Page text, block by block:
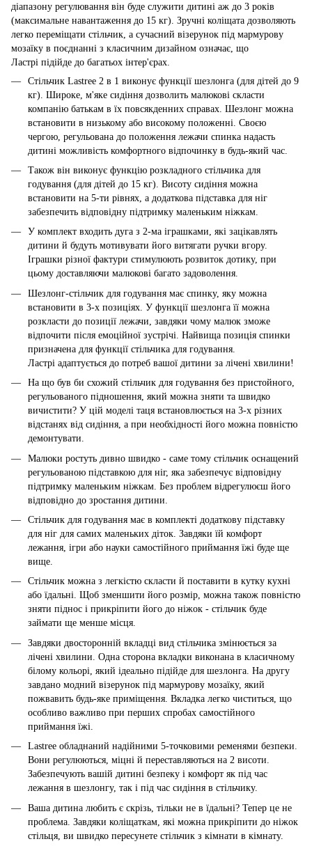
діапазону регулювання він буде служити дитині аж до 3 років
(максимальне навантаження до 15 кг). Зручні коліщата дозволяють
легко переміщати стільчик, а сучасний візерунок під мармурову
мозаїку в поєднанні з класичним дизайном означає, що
Ластрі підійде до багатьох інтер'єрах.
Стільчик Lastree 2 в 1 виконує функції шезлонга (для дітей до 9
кг). Широке, м'яке сидіння дозволить малюкові скласти
компанію батькам в їх повсякденних справах. Шезлонг можна
встановити в низькому або високому положенні. Своєю
чергою, регульована до положення лежачи спинка надасть
дитині можливість комфортного відпочинку в будь-який час.
Також він виконує функцію розкладного стільчика для
годування (для дітей до 15 кг). Висоту сидіння можна
встановити на 5-ти рівнях, а додаткова підставка для ніг
забезпечить відповідну підтримку маленьким ніжкам.
У комплект входить дуга з 2-ма іграшками, які зацікавлять
дитини й будуть мотивувати його витягати ручки вгору.
Іграшки різної фактури стимулюють розвиток дотику, при
цьому доставляючи малюкові багато задоволення.
Шезлонг-стільчик для годування має спинку, яку можна
встановити в 3-х позиціях. У функції шезлонга її можна
розкласти до позиції лежачи, завдяки чому малюк зможе
відпочити після емоційної зустрічі. Найвища позиція спинки
призначена для функції стільчика для годування.
Ластрі адаптується до потреб вашої дитини за лічені хвилини!
На що був би схожий стільчик для годування без пристойного,
регульованого підношення, який можна зняти та швидко
вичистити? У цій моделі таця встановлюється на 3-х різних
відстанях від сидіння, а при необхідності його можна повністю
демонтувати.
Малюки ростуть дивно швидко - саме тому стільчик оснащений
регульованою підставкою для ніг, яка забезпечує відповідну
підтримку маленьким ніжкам. Без проблем відрегулюєш його
відповідно до зростання дитини.
Стільчик для годування має в комплекті додаткову підставку
для ніг для самих маленьких діток. Завдяки їй комфорт
лежання, ігри або науки самостійного приймання їжі буде ще
вище.
Стільчик можна з легкістю скласти й поставити в кутку кухні
або їдальні. Щоб зменшити його розмір, можна також повністю
зняти піднос і прикріпити його до ніжок - стільчик буде
займати ще менше місця.
Завдяки двосторонній вкладці вид стільчика змінюється за
лічені хвилини. Одна сторона вкладки виконана в класичному
білому кольорі, який ідеально підійде для шезлонга. На другу
завдано модний візерунок під мармурову мозаїку, який
пожвавить будь-яке приміщення. Вкладка легко чиститься, що
особливо важливо при перших спробах самостійного
приймання їжі.
Lastree обладнаний надійними 5-точковими ременями безпеки.
Вони регулюються, міцні й переставляються на 2 висоти.
Забезпечують вашій дитині безпеку і комфорт як під час
лежання в шезлонгу, так і під час сидіння в стільчику.
Ваша дитина любить є скрізь, тільки не в їдальні? Тепер це не
проблема. Завдяки коліщаткам, які можна прикріпити до ніжок
стільця, ви швидко пересунете стільчик з кімнати в кімнату.